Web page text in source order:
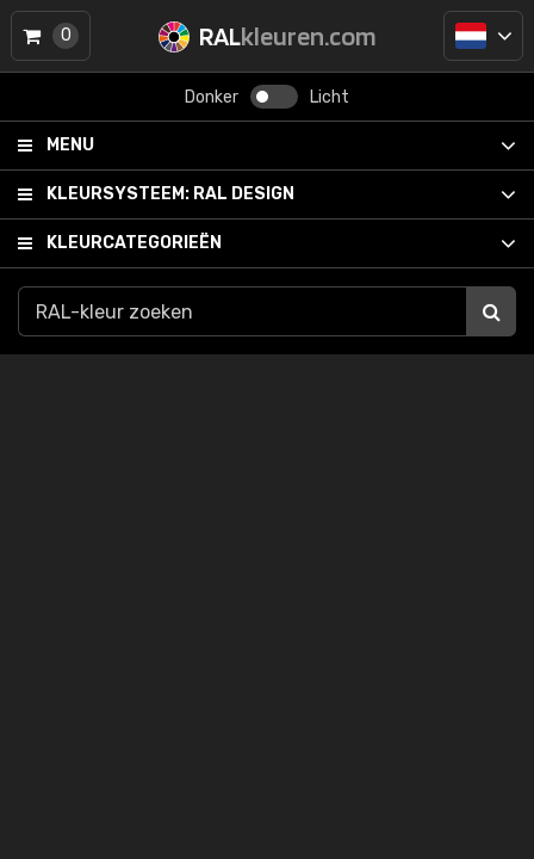
RALkleuren.com
Donker Licht
MENU
KLEURSYSTEEM: RAL DESIGN
KLEURCATEGORIEËN
0